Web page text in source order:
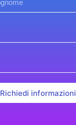
Richiedi informazioni